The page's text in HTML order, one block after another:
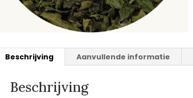
Beschrijving Aanvullende informatie
Beschrijving